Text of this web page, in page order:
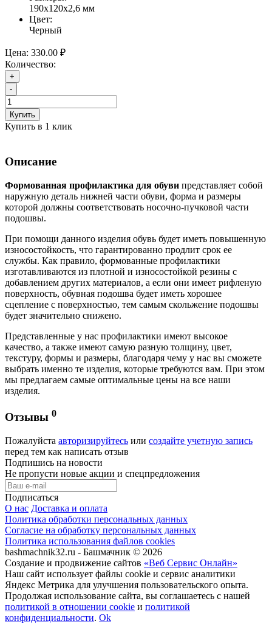
190х120х2,6 мм
Цвет:
Черный
Цена: 330.00 ₽
Количество:
+
-
Купить
Купить в 1 клик
Описание
Формованная профилактика для обуви представляет собой
наружную деталь нижней части обуви, форма и размеры
которой должны соответствовать носочно-пучковой части
подошвы.
При помощи данного изделия обувь будет иметь повышенную
износостойкость, что гарантированно продлит срок ее
службы. Как правило, формованные профилактики
изготавливаются из плотной и износостойкой резины с
добавлением других материалов, а если они имеет рифленую
поверхность, обувная подошва будет иметь хорошее
сцепление с поверхностью, тем самым скольжение подошвы
будет значительно снижено.
Представленные у нас профилактики имеют высокое
качество, а также имеют самую разную толщину, цвет,
текстуру, формы и размеры, благодаря чему у нас вы сможете
выбрать именно те изделия, которые требуются вам. При этом
мы предлагаем самые оптимальные цены на все наши
изделия.
Отзывы 0
Пожалуйста авторизируйтесь или создайте учетную запись
перед тем как написать отзыв
Подпишись на новости
Не пропусти новые акции и спецпредложения
Подписаться
О нас Доставка и оплата
Политика обработки персональных данных
Согласие на обработку персональных данных
Политика использования файлов cookies
bashmachnik32.ru - Башмачник © 2026
Создание и продвижение сайтов «Веб Сервис Онлайн»
Наш сайт использует файлы cookie и сервис аналитики
Яндекс Метрика для улучшения пользовательского опыта.
Продолжая использование сайта, вы соглашаетесь с нашей
политикой в отношении cookie и политикой
конфиденциальности. Ok